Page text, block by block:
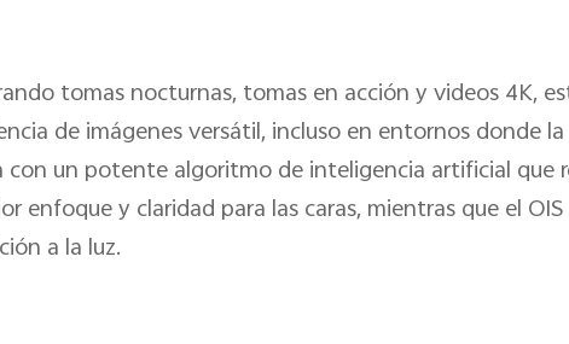
tomas nocturnas, tomas en acción y videos 4K,
de imágenes versátil, incluso en entornos donde
con un potente algoritmo de inteligencia artificial que
enfoque y claridad para las caras, mientras que el
a la luz.